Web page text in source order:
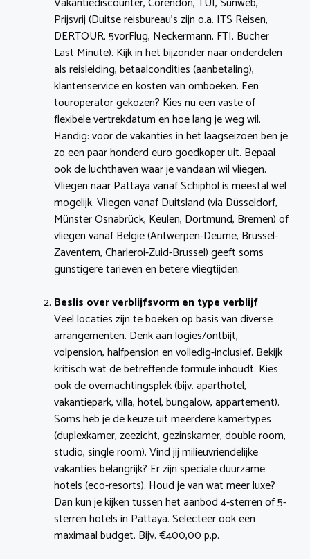
Prijsvrij (Duitse reisbureau’s zijn o.a. ITS Reisen,
DERTOUR, 5vorFlug, Neckermann, FTI, Bucher
Last Minute). Kijk in het bijzonder naar onderdelen
als reisleiding, betaalcondities (aanbetaling),
klantenservice en kosten van omboeken. Een
touroperator gekozen? Kies nu een vaste of
flexibele vertrekdatum en hoe lang je weg wil.
Handig: voor de vakanties in het laagseizoen ben je
zo een paar honderd euro goedkoper uit. Bepaal
ook de luchthaven waar je vandaan wil vliegen.
Vliegen naar Pattaya vanaf Schiphol is meestal wel
mogelijk. Vliegen vanaf Duitsland (via Düsseldorf,
Münster Osnabrück, Keulen, Dortmund, Bremen) of
vliegen vanaf België (Antwerpen-Deurne, Brussel-
Zaventem, Charleroi-Zuid-Brussel) geeft soms
gunstigere tarieven en betere vliegtijden.
Beslis over verblijfsvorm en type verblijf
Veel locaties zijn te boeken op basis van diverse
arrangementen. Denk aan logies/ontbijt,
volpension, halfpension en volledig-inclusief. Bekijk
kritisch wat de betreffende formule inhoudt. Kies
ook de overnachtingsplek (bijv. aparthotel,
vakantiepark, villa, hotel, bungalow, appartement).
Soms heb je de keuze uit meerdere kamertypes
(duplexkamer, zeezicht, gezinskamer, double room,
studio, single room). Vind jij milieuvriendelijke
vakanties belangrijk? Er zijn speciale duurzame
hotels (eco-resorts). Houd je van wat meer luxe?
Dan kun je kijken tussen het aanbod 4-sterren of 5-
sterren hotels in Pattaya. Selecteer ook een
maximaal budget. Bijv. €400,00 p.p.